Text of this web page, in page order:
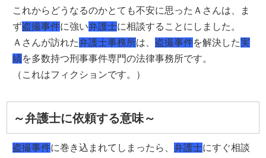
これからどうなるのかとても不安に思ったＡさんは、ま
ず盗撮事件に強い弁護士に相談することにしました。
Ａさんが訪れた弁護士事務所は、 盗撮事件を解決した実
績を多数持つ刑事事件専門の法律事務所です。
（これはフィクションです。）
～弁護士に依頼する意味～
盗撮事件に巻き込まれてしまったら、弁護士にすぐ相談